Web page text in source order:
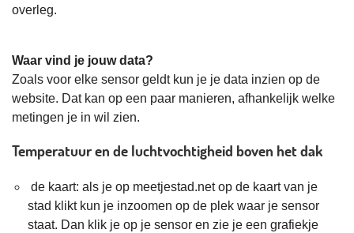
overleg.
Waar vind je jouw data?
Zoals voor elke sensor geldt kun je je data inzien op de
website. Dat kan op een paar manieren, afhankelijk welke
metingen je in wil zien.
Temperatuur en de luchtvochtigheid boven het dak
de kaart: als je op meetjestad.net op de kaart van je
stad klikt kun je inzoomen op de plek waar je sensor
staat. Dan klik je op je sensor en zie je een grafiekje